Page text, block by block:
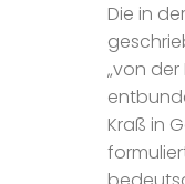
Die in
„von
Kraß in